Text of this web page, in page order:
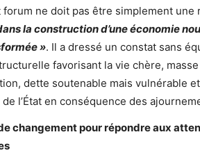
forum ne doit pas être simplement une
la construction d’une économie
». Il a dressé un constat sans
favorisant la vie chère,
dette soutenable mais vulnérable
l’État en conséquence des
changement pour répondre aux